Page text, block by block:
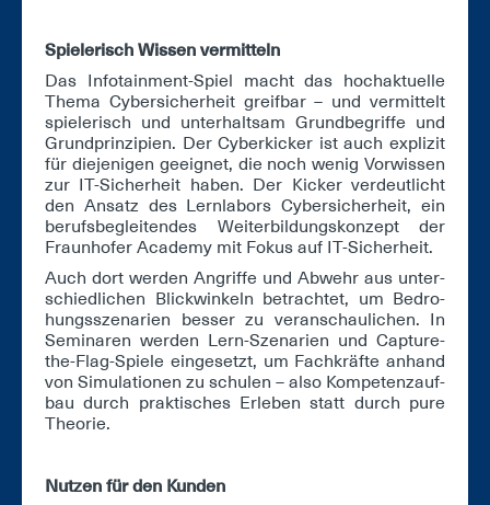
Spie­le­risch Wis­sen ver­mit­teln
Das In­fo­tain­ment-Spiel macht das hoch­ak­tu­el­le
The­ma Cy­ber­si­cher­heit greif­bar – und ver­mit­telt
spie­le­risch und un­ter­halt­sam Grund­be­grif­fe und
Grund­prin­zi­pi­en. Der Cy­ber­ki­cker ist auch ex­pli­zit
für die­je­ni­gen ge­eig­net, die noch we­nig Vor­wis­sen
zur IT-Si­cher­heit ha­ben. Der Ki­cker ver­deut­licht
den An­satz des Lern­la­bors Cy­ber­si­cher­heit, ein
be­rufs­be­glei­ten­des Wei­ter­bil­dungs­kon­zept der
Fraun­ho­fer Aca­de­my mit Fo­kus auf IT-Si­cher­heit.
Auch dort wer­den An­grif­fe und Ab­wehr aus un­ter­
schied­li­chen Blick­win­keln be­trach­tet, um Be­dro­
hungs­sze­na­ri­en bes­ser zu ver­an­schau­li­chen. In
Se­mi­na­ren wer­den Lern-Sze­na­ri­en und Cap­tu­re-
the-Flag-Spie­le ein­ge­setzt, um Fach­kräf­te an­hand
von Si­mu­la­tio­nen zu schu­len – al­so Kom­pe­tenz­auf­
bau durch prak­ti­sches Er­le­ben statt durch pu­re
Theo­rie.
Nut­zen für den Kun­den